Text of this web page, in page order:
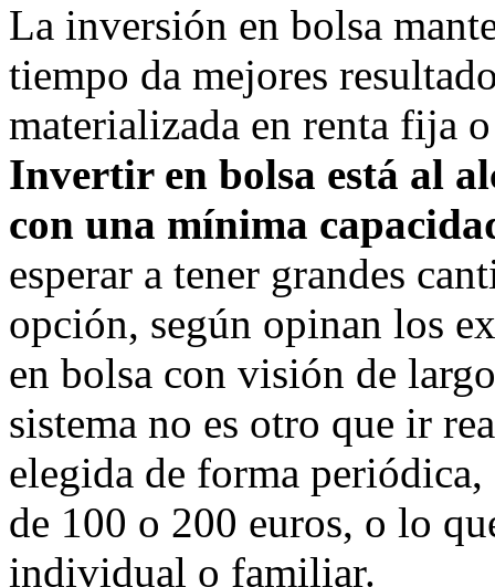
La inversión en bolsa
tiempo da mejores
materializada en renta fija
Invertir en bolsa está al
con una mínima
esperar a tener grandes
opción, según opinan los
en bolsa con visión de
sistema no es otro que ir
elegida de forma periódica,
de 100 o 200 euros, o lo
individual o familiar.